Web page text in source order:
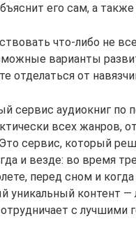
его сам, а
что-либо не
варианты
отделаться от
сервис аудиокниг по
всех жанров,
сервис, который
и везде: во время
перед сном и
уникальный контент
с лучшими